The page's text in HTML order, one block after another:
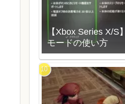
【Xbox Series X/S
モードの使い方